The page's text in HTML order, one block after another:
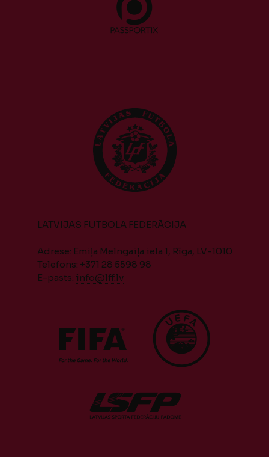
LATVIJAS FUTBOLA FEDERĀCIJA
Adrese: Emiļa Melngaiļa iela 1, Rīga, LV-1010
Telefons: +371 28 5598 98
E-pasts: info@lff.lv